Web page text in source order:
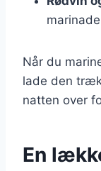
Når du
lade den
natten over
En